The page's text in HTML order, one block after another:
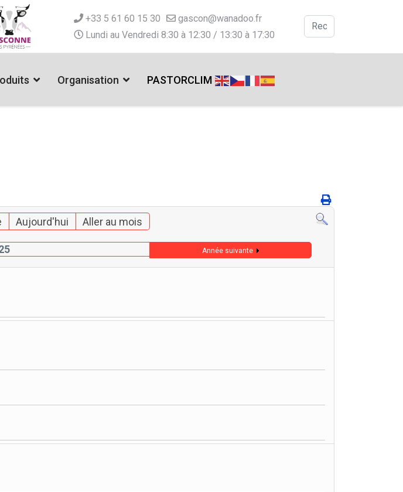
+33 5 61 60 15 30
gascon@wanadoo.fr
Lundi au Vendredi 8:30 à 12:30 / 13:30 à 17:30
Valider
Organisation PASTORCLIM
Aujourd'hui Aller au mois
Année suivante